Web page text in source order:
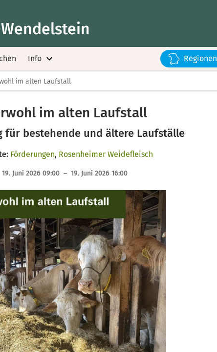
Info Regionen
im alten Laufstall
im alten Laufstall
für bestehende und ältere Laufställe
Förderungen, Rosenheimer Weidefleisch
19. Juni 2026 09:00 – 19. Juni 2026 16:00